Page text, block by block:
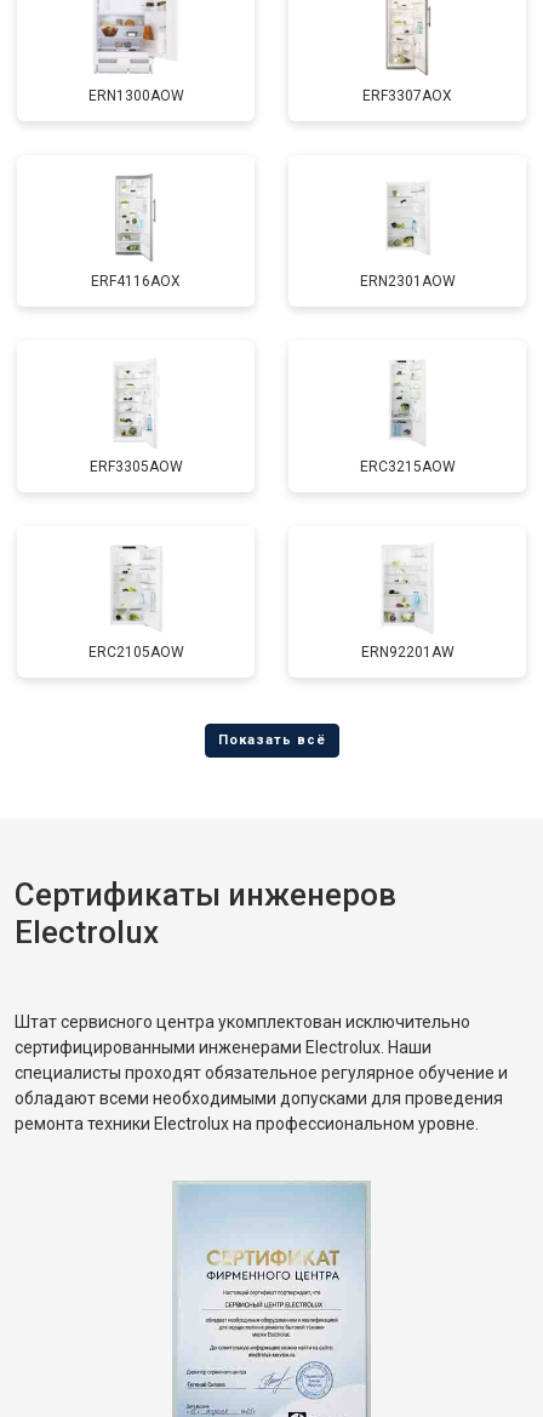
ERN1300AOW ERF3307AOX
ERF4116AOX ERN2301AOW
ERF3305AOW ERC3215AOW
ERC2105AOW ERN92201AW
Сертификаты инженеров
Electrolux
Штат сервисного центра укомплектован исключительно
сертифицированными инженерами Electrolux. Наши
специалисты проходят обязательное регулярное обучение и
обладают всеми необходимыми допусками для проведения
ремонта техники Electrolux на профессиональном уровне.